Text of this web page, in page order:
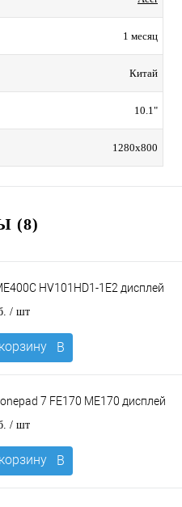
1 месяц
Китай
10.1"
1280x800
(8)
HV101HD1-1E2 дисплей
/ шт
В
7 FE170 ME170 дисплей
/ шт
В